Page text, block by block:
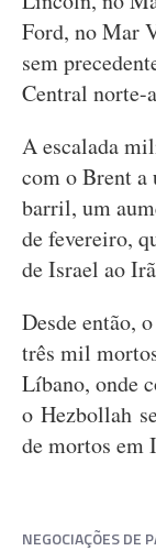
Ford, no Mar
sem
Central norte-
A escalada
com o Brent a
barril, um
de fevereiro,
de Israel ao
Desde então,
três mil
Líbano, onde
o Hezbollah
de mortos em
NEGOCIAÇÕES DE